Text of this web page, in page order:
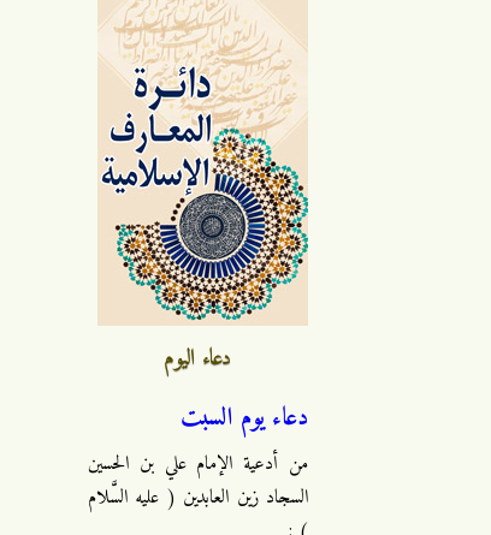
دعاء اليوم
دعاء يوم السبت
من أدعية الإمام علي بن الحسين
السجاد زين العابدين ( عليه السَّلام